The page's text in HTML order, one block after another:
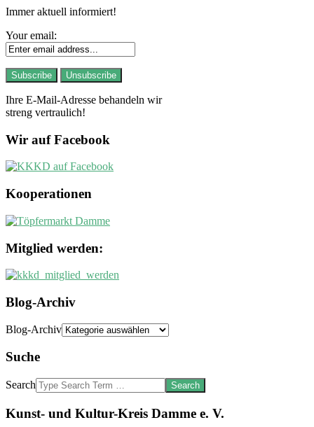
Immer aktuell informiert!
Your email:
Ihre E-Mail-Adresse behandeln wir
streng vertraulich!
Wir auf Facebook
Kooperationen
Mitglied werden:
Blog-Archiv
Blog-Archiv
Suche
Search
Kunst- und Kultur-Kreis Damme e. V.